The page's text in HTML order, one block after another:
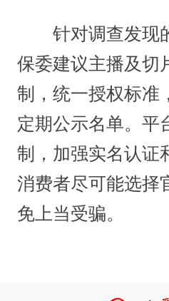
针对调查发现
保委建议主播及切
制，统一授权标准
定期公示名单。平
制，加强实名认证
消费者尽可能选择
免上当受骗。